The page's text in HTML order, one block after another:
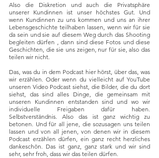
Also die Diskretion und auch die Privatsphäre
unserer Kundinnen ist unser höchstes Gut. Und
wenn Kundinnen zu uns kommen und uns an ihrer
Lebensgeschichte teilhaben lassen, wenn wir für sie
da sein und sie auf diesem Weg durch das Shooting
begleiten dürfen , dann sind diese Fotos und diese
Geschichten, die sie uns zeigen, nur für sie, also das
teilen wir nicht.
Das, was du in dem Podcast hier hörst, über das, was
wir erzählen. Oder wenn du vielleicht auf YouTube
unseren Video Podcast siehst, die Bilder, die du dort
siehst, das sind alles Dinge, die gemeinsam mit
unseren Kundinnen entstanden sind und wo wir
individuelle Freigaben dafür haben.
Selbstverständnis. Also das ist ganz wichtig zu
betonen. Und für all jene, die sozusagen uns teilen
lassen und von all jenen, von denen wir in diesem
Podcast erzählen dürfen, ein ganz recht herzliches
dankeschön. Das ist ganz, ganz stark und wir sind
sehr, sehr froh, dass wir das teilen dürfen.